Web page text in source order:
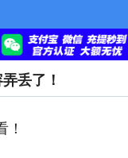
丢了！
！